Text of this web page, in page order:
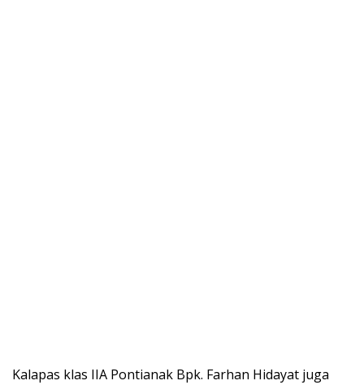
Kalapas klas IIA Pontianak Bpk. Farhan Hidayat juga